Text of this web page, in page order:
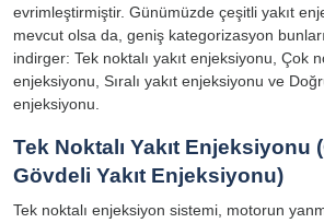
evrimleştirmiştir. Günümüzde çeşitli yakıt
mevcut olsa da, geniş kategorizasyon
indirger: Tek noktalı yakıt enjeksiyonu, Çok
enjeksiyonu, Sıralı yakıt enjeksiyonu ve
enjeksiyonu.
Tek Noktalı Yakıt Enjeksiyonu
Gövdeli Yakıt Enjeksiyonu)
Tek noktalı enjeksiyon sistemi, motorun